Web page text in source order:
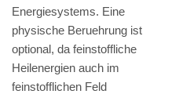
Energiesystems. Eine
physische Beruehrung ist
optional, da feinstoffliche
Heilenergien auch im
feinstofflichen Feld